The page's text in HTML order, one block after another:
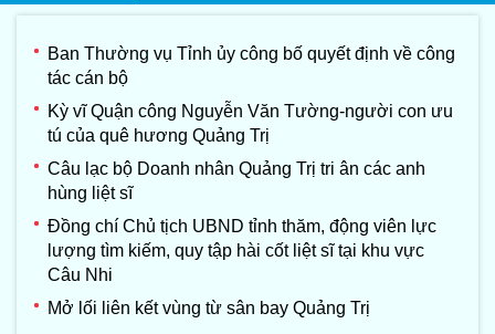
Ban Thường vụ Tỉnh ủy công bố quyết định về công
tác cán bộ
Kỳ vĩ Quận công Nguyễn Văn Tường-người con ưu
tú của quê hương Quảng Trị
Câu lạc bộ Doanh nhân Quảng Trị tri ân các anh
hùng liệt sĩ
Đồng chí Chủ tịch UBND tỉnh thăm, động viên lực
lượng tìm kiếm, quy tập hài cốt liệt sĩ tại khu vực
Câu Nhi
Mở lối liên kết vùng từ sân bay Quảng Trị